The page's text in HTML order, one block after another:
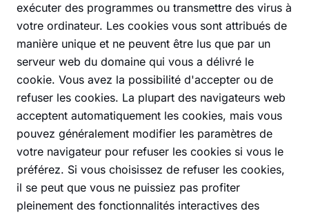
exécuter des programmes ou transmettre des virus à
votre ordinateur. Les cookies vous sont attribués de
manière unique et ne peuvent être lus que par un
serveur web du domaine qui vous a délivré le
cookie. Vous avez la possibilité d'accepter ou de
refuser les cookies. La plupart des navigateurs web
acceptent automatiquement les cookies, mais vous
pouvez généralement modifier les paramètres de
votre navigateur pour refuser les cookies si vous le
préférez. Si vous choisissez de refuser les cookies,
il se peut que vous ne puissiez pas profiter
pleinement des fonctionnalités interactives des